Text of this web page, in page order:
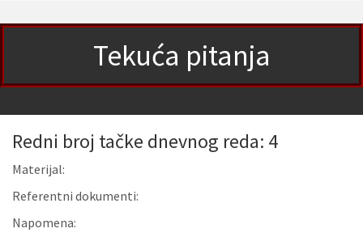
Tekuća pitanja
Redni broj tačke dnevnog reda: 4
Materijal:
Referentni dokumenti:
Napomena: